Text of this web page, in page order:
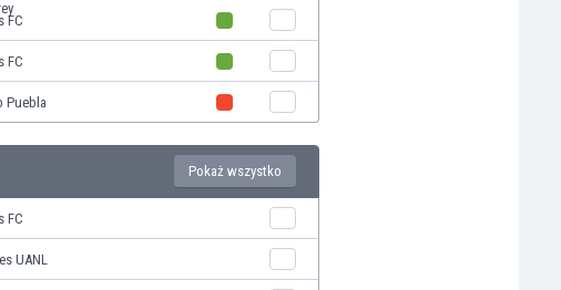
FC
FC
Puebla
Pokaż wszystko
FC
UANL